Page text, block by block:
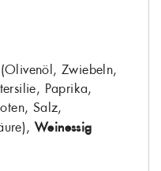
Zwiebeln,
Paprika,
Salz,
Weinessig